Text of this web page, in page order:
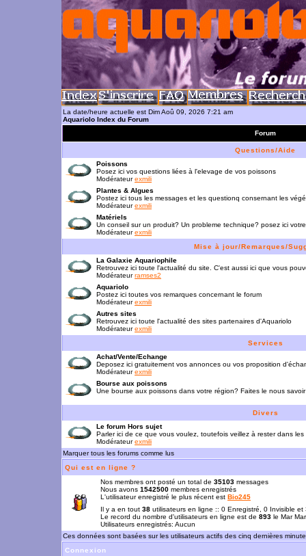
La date/heure actuelle est Dim Aoû 09, 2026 7:21 am
Aquariolo Index du Forum
Forum
Questions/Aide
Poissons
Posez ici vos questions liées à l'elevage de vos poissons
Modérateurexmili
Plantes & Algues
Postez ici tous les messages et les questionq consernant les
Modérateurexmili
Matériels
Un conseil sur un produit? Un probleme technique? posez ici
Modérateurexmili
Mise à jour/Remarques/
La Galaxie Aquariophile
Retrouvez ici toute l'actualité du site. C'est aussi ici que vous
Modérateurramses2
Aquariolo
Postez ici toutes vos remarques concernant le forum
Modérateurexmili
Autres sites
Retrouvez ici toute l'actualité des sites partenaires d'Aquariolo
Modérateurexmili
Services
Achat/Vente/Echange
Deposez ici gratuitement vos annonces ou vos proposition
Modérateurexmili
Bourse aux poissons
Une bourse aux poissons dans votre région? Faites le nous savoir
Divers
Le forum Hors sujet
Parler ici de ce que vous voulez, toutefois veillez à rester dans les
Modérateurexmili
Marquer tous les forums comme lus
Qui est en ligne ?
Nos membres ont posté un total de 35103 messages
Nous avons 1542500 membres enregistrés
L'utilisateur enregistré le plus récent est Bio245
Il y a en tout 38 utilisateurs en ligne :: 0 Enregistré, 0 Invisible
Le record du nombre d'utilisateurs en ligne est de 893 le Mar
Utilisateurs enregistrés: Aucun
Ces données sont basées sur les utilisateurs actifs des cinq dernières
Connexion